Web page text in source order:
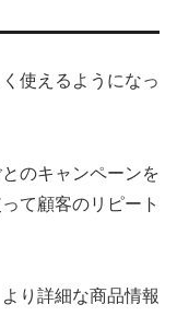
使えるようになっ
のキャンペーンを
て顧客のリピート
り詳細な商品情報